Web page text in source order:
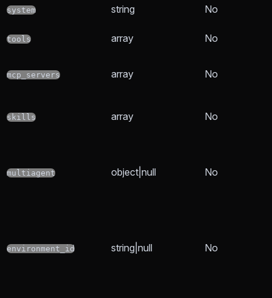
system string No
tools array No
mcp_servers array No
skills array No
multiagent object|null No
environment_id string|null No